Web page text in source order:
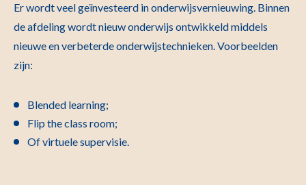
Er wordt veel geïnvesteerd in onderwijsvernieuwing. Binnen
de afdeling wordt nieuw onderwijs ontwikkeld middels
nieuwe en verbeterde onderwijstechnieken. Voorbeelden
zijn:
Blended learning;
Flip the class room;
Of virtuele supervisie.